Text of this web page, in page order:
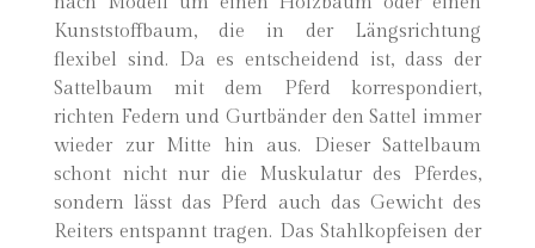
Kunststoffbaum, die in der Längsrichtung
flexibel sind. Da es entscheidend ist, dass der
Sattelbaum mit dem Pferd korrespondiert,
richten Federn und Gurtbänder den Sattel immer
wieder zur Mitte hin aus. Dieser Sattelbaum
schont nicht nur die Muskulatur des Pferdes,
sondern lässt das Pferd auch das Gewicht des
Reiters entspannt tragen. Das Stahlkopfeisen der